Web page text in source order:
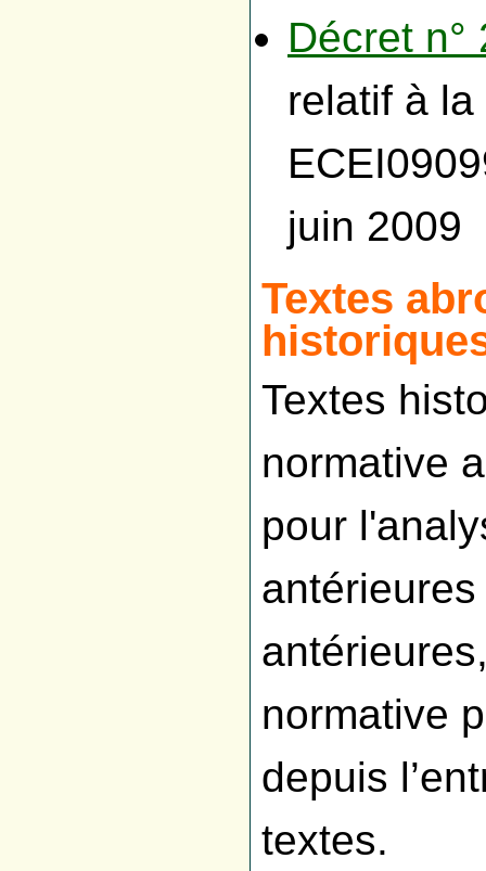
Décret
relatif à
juin 2009
Textes
Textes
normative
pour
normative
depuis
textes.